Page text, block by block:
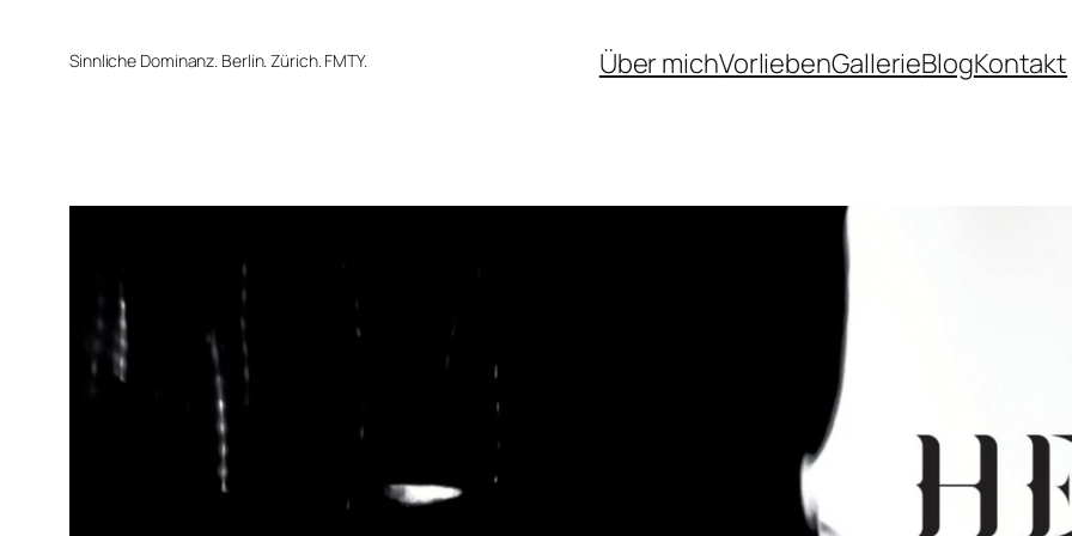
InhaltSinnliche Dominanz. Berlin. Zürich. FMTY. Über michVorliebenGallerieBlogKontakt